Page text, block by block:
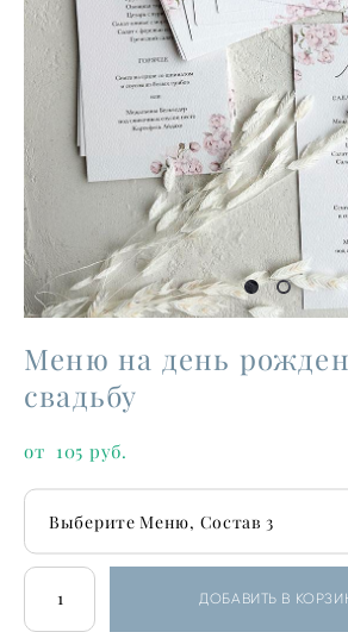
Меню на день
свадьбу
от 105 pуб.
Выберите Меню, Состав 3
ДОБАВИТЬ В